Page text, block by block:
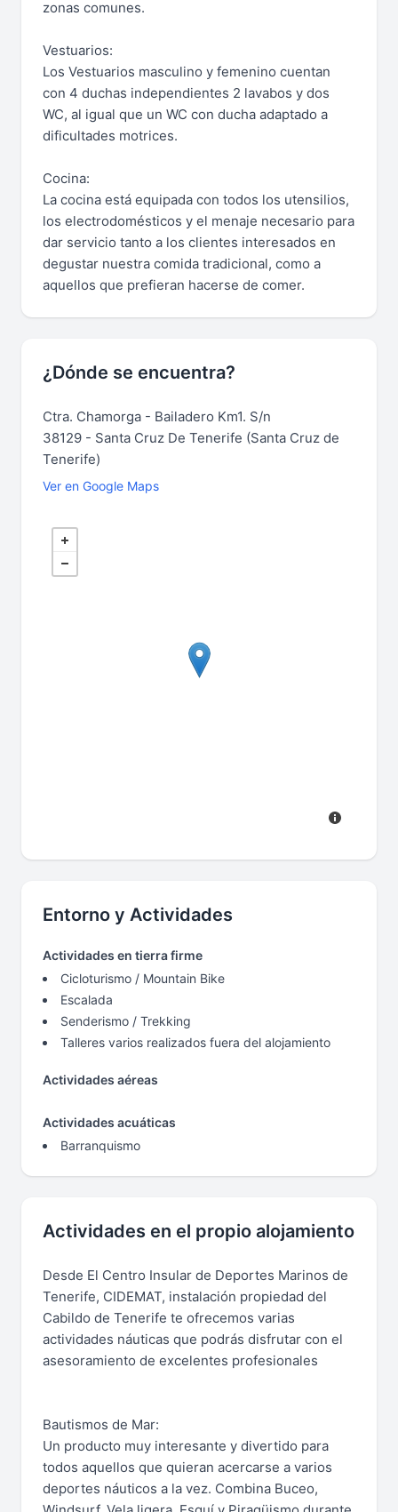
zonas comunes.
Vestuarios:
Los Vestuarios masculino y femenino cuentan
con 4 duchas independientes 2 lavabos y dos
WC, al igual que un WC con ducha adaptado a
dificultades motrices.
Cocina:
La cocina está equipada con todos los utensilios,
los electrodomésticos y el menaje necesario para
dar servicio tanto a los clientes interesados en
degustar nuestra comida tradicional, como a
aquellos que prefieran hacerse de comer.
¿Dónde se encuentra?
Ctra. Chamorga - Bailadero Km1. S/n
38129 - Santa Cruz De Tenerife (Santa Cruz de
Tenerife)
Ver en Google Maps
Entorno y Actividades
Actividades en tierra firme
Cicloturismo / Mountain Bike
Escalada
Senderismo / Trekking
Talleres varios realizados fuera del alojamiento
Actividades aéreas
Actividades acuáticas
Barranquismo
Actividades en el propio alojamiento
Desde El Centro Insular de Deportes Marinos de
Tenerife, CIDEMAT, instalación propiedad del
Cabildo de Tenerife te ofrecemos varias
actividades náuticas que podrás disfrutar con el
asesoramiento de excelentes profesionales
Bautismos de Mar:
Un producto muy interesante y divertido para
todos aquellos que quieran acercarse a varios
deportes náuticos a la vez. Combina Buceo,